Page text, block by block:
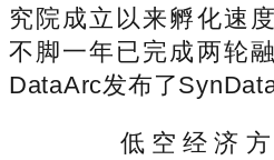
究院成立以来孵化速
不脚一年已完成两轮
DataArc发布了
低空经济方